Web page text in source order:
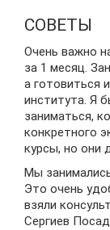
СОВЕТЫ
Очень важно
за 1 месяц.
а готовиться
института. Я
заниматься,
конкретного
курсы, но они
Мы
Это очень
взяли
Сергиев